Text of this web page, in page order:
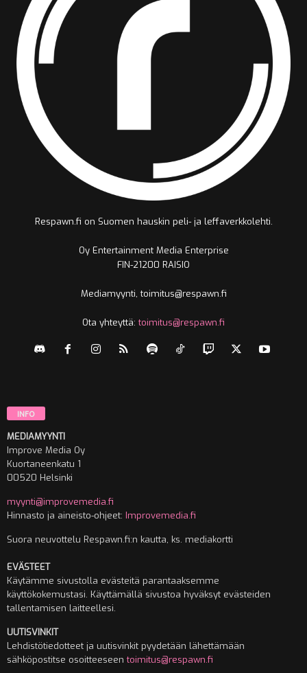
Respawn.fi on Suomen hauskin peli- ja leffaverkkolehti.
Oy Entertainment Media Enterprise
FIN-21200 RAISIO
Mediamyynti, toimitus@respawn.fi
Ota yhteyttä:toimitus@respawn.fi
INFO
MEDIAMYYNTI
Improve Media Oy
Kuortaneenkatu 1
00520 Helsinki
myynti@improvemedia.fi
Hinnasto ja aineisto-ohjeet: Improvemedia.fi
Suora neuvottelu Respawn.fi:n kautta, ks. mediakortti
EVÄSTEET
Käytämme sivustolla evästeitä parantaaksemme
käyttökokemustasi. Käyttämällä sivustoa hyväksyt evästeiden
tallentamisen laitteellesi.
UUTISVINKIT
Lehdistötiedotteet ja uutisvinkit pyydetään lähettämään
sähköpostitse osoitteeseentoimitus@respawn.fi